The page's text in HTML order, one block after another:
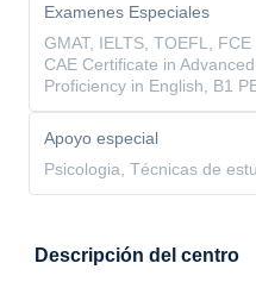
Examenes Especiales
GMAT, IELTS, TOEFL,
CAE Certificate in
Proficiency in English, B1
Apoyo especial
Psicologia, Técnicas de
Descripción del centro